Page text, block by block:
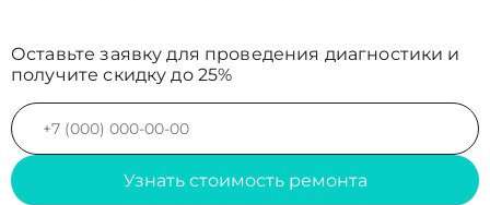
Оставьте заявку для проведения диагностики и
получите скидку до 25%
Узнать стоимость ремонта